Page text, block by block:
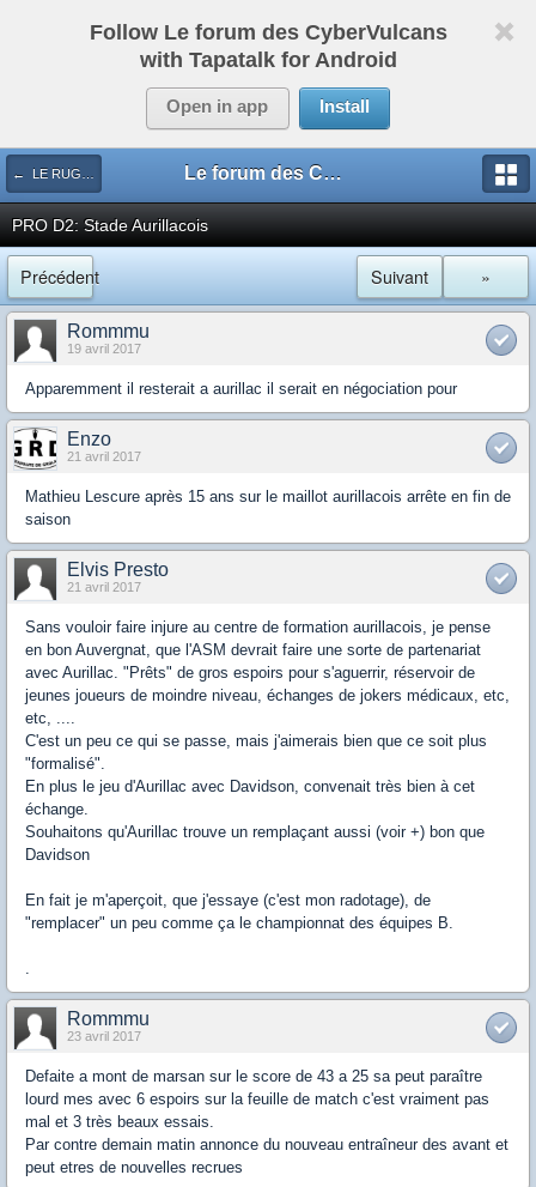
Follow Le forum des CyberVulcans
with Tapatalk for Android
Open in app Install
← LE RUGBY DE CHEZ NOUS Le forum des CyberVulcans
PRO D2: Stade Aurillacois
Précédent »
Suivant
Rommmu
19 avril 2017
Apparemment il resterait a aurillac il serait en négociation pour
Enzo
21 avril 2017
Mathieu Lescure après 15 ans sur le maillot aurillacois arrête en fin de
saison
Elvis Presto
21 avril 2017
Sans vouloir faire injure au centre de formation aurillacois, je pense
en bon Auvergnat, que l'ASM devrait faire une sorte de partenariat
avec Aurillac. "Prêts" de gros espoirs pour s'aguerrir, réservoir de
jeunes joueurs de moindre niveau, échanges de jokers médicaux, etc,
etc, ....
C'est un peu ce qui se passe, mais j'aimerais bien que ce soit plus
"formalisé".
En plus le jeu d'Aurillac avec Davidson, convenait très bien à cet
échange.
Souhaitons qu'Aurillac trouve un remplaçant aussi (voir +) bon que
Davidson
En fait je m'aperçoit, que j'essaye (c'est mon radotage), de
"remplacer" un peu comme ça le championnat des équipes B.
.
Rommmu
23 avril 2017
Defaite a mont de marsan sur le score de 43 a 25 sa peut paraître
lourd mes avec 6 espoirs sur la feuille de match c'est vraiment pas
mal et 3 très beaux essais.
Par contre demain matin annonce du nouveau entraîneur des avant et
peut etres de nouvelles recrues